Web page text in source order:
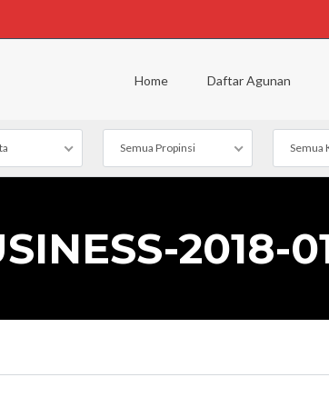
Home Daftar Agunan
Semua Propinsi Semua
2018-